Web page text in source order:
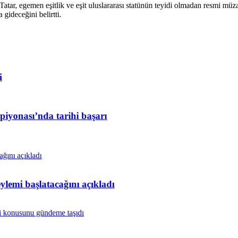
egemen eşitlik ve eşit uluslararası statünün teyidi olmadan resmi
gideceğini belirtti.
tarihi başarı
başlatacağını açıkladı